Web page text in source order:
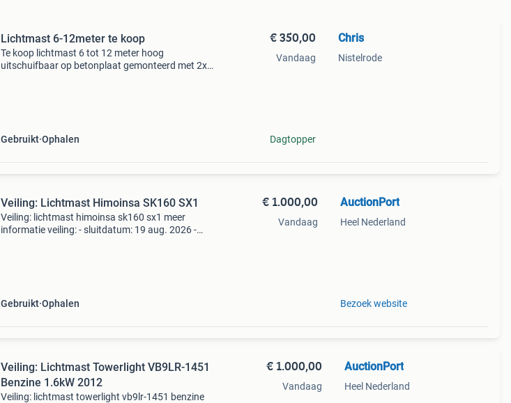
Lichtmast 6-12meter te koop
Te koop lichtmast 6 tot 12 meter hoog
uitschuifbaar op betonplaat gemonteerd met 2x
Gebruikt Ophalen
€ 350,00
Vandaag
Dagtopper
Chris
Nistelrode
Veiling: Lichtmast Himoinsa SK160 SX1
Veiling: lichtmast himoinsa sk160 sx1 meer
informatie veiling: - sluitdatum: 19 aug. 2026 -
Gebruikt Ophalen
€ 1.000,00
Vandaag
AuctionPort
Heel Nederland
Bezoek website
Veiling: Lichtmast Towerlight VB9LR-1451
Benzine 1.6kW 2012
Veiling: lichtmast towerlight vb9lr-1451 benzine
€ 1.000,00
Vandaag
AuctionPort
Heel Nederland